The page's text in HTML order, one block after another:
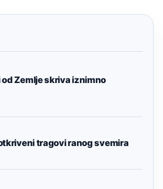
Zemlje skriva iznimno
tragovi ranog svemira